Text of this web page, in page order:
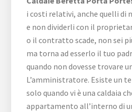
i costi relativi, anche quelli di
e non dividerli con il
o il contratto scade, non sei
ma torna ad esserlo il tuo
quando non dovesse trovare
L’amministratore. Esiste un
solo quando vi è una caldaia
appartamento all’interno di